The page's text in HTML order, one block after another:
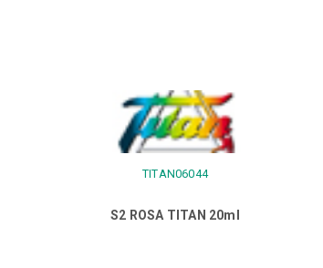
TITAN06044
S2 ROSA TITAN 20ml